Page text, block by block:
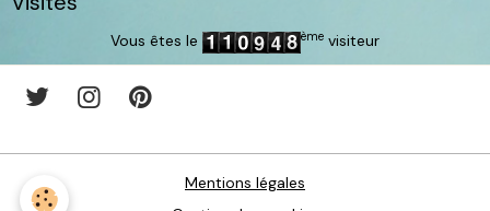
Vous êtes le ème visiteur
Mentions légales